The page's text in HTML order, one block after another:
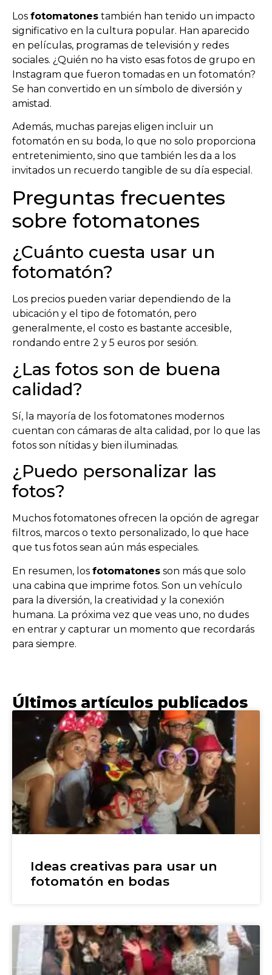
Los fotomatones también han tenido un impacto
significativo en la cultura popular. Han aparecido
en películas, programas de televisión y redes
sociales. ¿Quién no ha visto esas fotos de grupo en
Instagram que fueron tomadas en un fotomatón?
Se han convertido en un símbolo de diversión y
amistad.
Además, muchas parejas eligen incluir un
fotomatón en su boda, lo que no solo proporciona
entretenimiento, sino que también les da a los
invitados un recuerdo tangible de su día especial.
Preguntas frecuentes
sobre fotomatones
¿Cuánto cuesta usar un
fotomatón?
Los precios pueden variar dependiendo de la
ubicación y el tipo de fotomatón, pero
generalmente, el costo es bastante accesible,
rondando entre 2 y 5 euros por sesión.
¿Las fotos son de buena
calidad?
Sí, la mayoría de los fotomatones modernos
cuentan con cámaras de alta calidad, por lo que las
fotos son nítidas y bien iluminadas.
¿Puedo personalizar las
fotos?
Muchos fotomatones ofrecen la opción de agregar
filtros, marcos o texto personalizado, lo que hace
que tus fotos sean aún más especiales.
En resumen, los fotomatones son más que solo
una cabina que imprime fotos. Son un vehículo
para la diversión, la creatividad y la conexión
humana. La próxima vez que veas uno, no dudes
en entrar y capturar un momento que recordarás
para siempre.
Últimos artículos publicados
Ideas creativas para usar un
fotomatón en bodas